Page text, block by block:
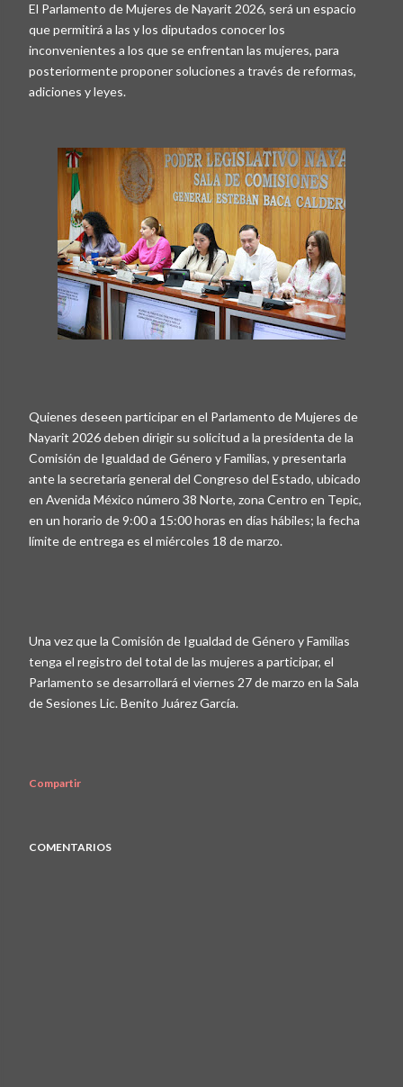
El Parlamento de Mujeres de Nayarit 2026, será un espacio
que permitirá a las y los diputados conocer los
inconvenientes a los que se enfrentan las mujeres, para
posteriormente proponer soluciones a través de reformas,
adiciones y leyes.
Quienes deseen participar en el Parlamento de Mujeres de
Nayarit 2026 deben dirigir su solicitud a la presidenta de la
Comisión de Igualdad de Género y Familias, y presentarla
ante la secretaría general del Congreso del Estado, ubicado
en Avenida México número 38 Norte, zona Centro en Tepic,
en un horario de 9:00 a 15:00 horas en días hábiles; la fecha
límite de entrega es el miércoles 18 de marzo.
Una vez que la Comisión de Igualdad de Género y Familias
tenga el registro del total de las mujeres a participar, el
Parlamento se desarrollará el viernes 27 de marzo en la Sala
de Sesiones Lic. Benito Juárez García.
Compartir
COMENTARIOS